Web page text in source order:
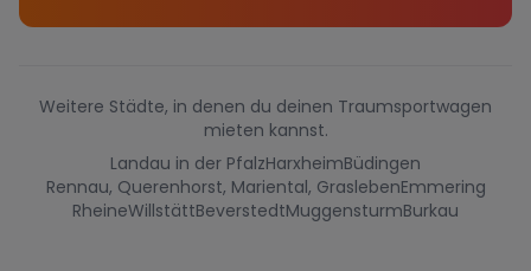
Weitere Städte, in denen du deinen Traumsportwagen
mieten kannst.
Landau in der PfalzHarxheimBüdingen
Rennau, Querenhorst, Mariental, GraslebenEmmering
RheineWillstättBeverstedtMuggensturmBurkau